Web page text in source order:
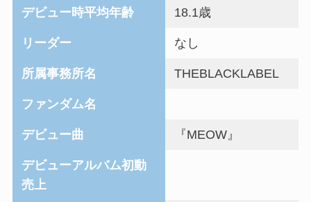
デビュー時平均年齢 18.1歳
リーダー なし
所属事務所名 THEBLACKLABEL
ファンダム名
デビュー曲 『MEOW』
デビューアルバム初動
売上